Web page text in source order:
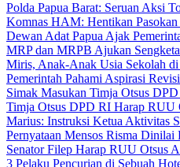
Polda Papua Barat: Seruan Aksi
Komnas HAM: Hentikan
Dewan Adat Papua Ajak
MRP dan MRPB Ajukan
Miris, Anak-Anak Usia Sekolah
Pemerintah Pahami Aspirasi
Simak Masukan Timja Otsus
Timja Otsus DPD RI Harap RUU
Marius: Instruksi Ketua Aktivitas
Pernyataan Mensos Risma
Senator Filep Harap RUU Otsus
3 Pelaku Pencurian di Sebuah